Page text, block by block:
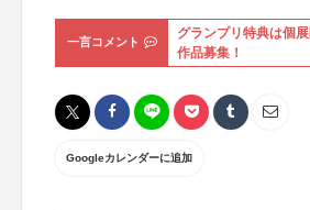
一言コメント
グランプリ特典は個
作品募集！
Googleカレンダーに追加